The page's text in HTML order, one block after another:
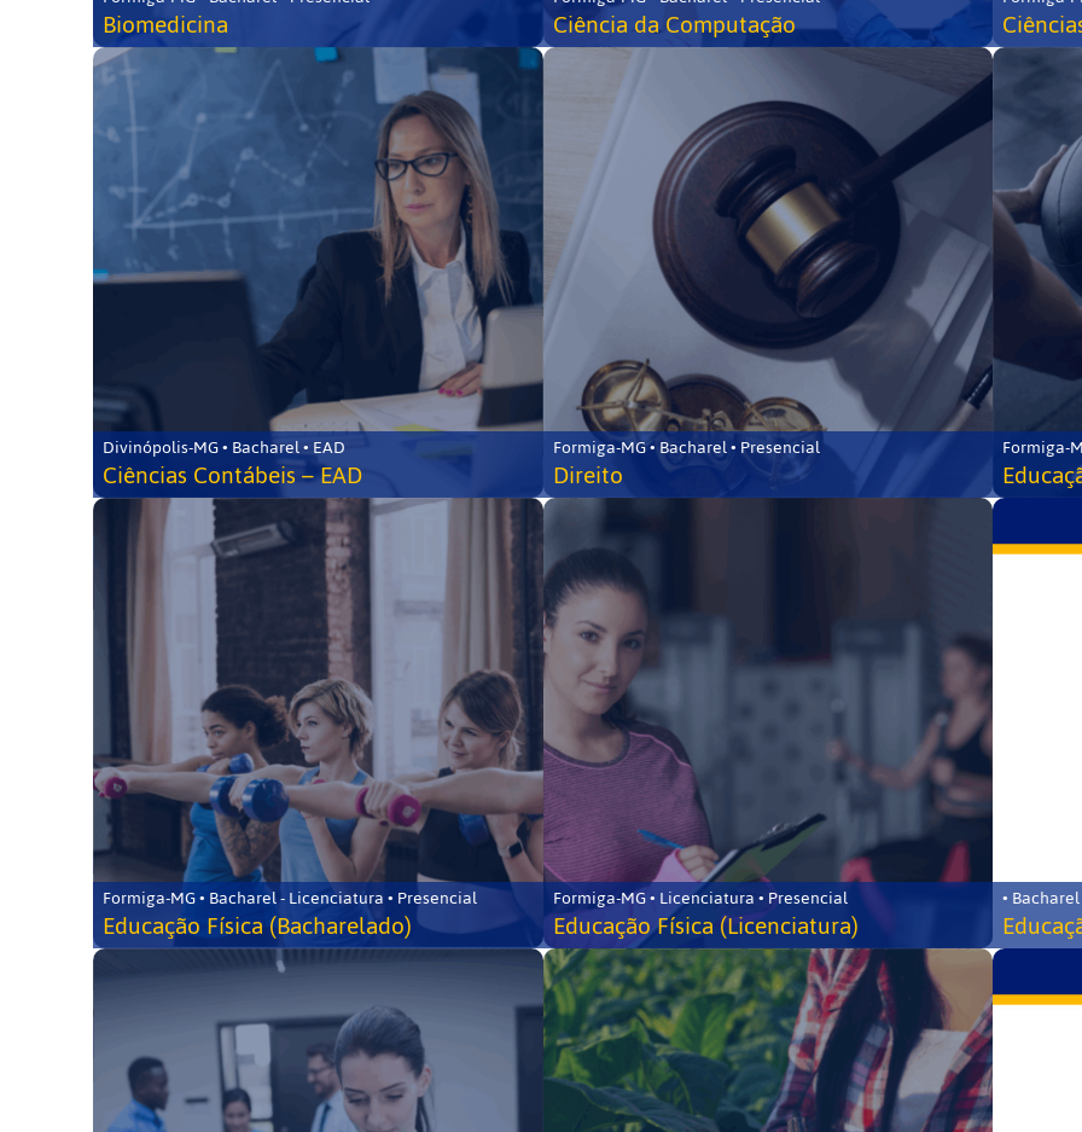
Biomedicina Ciência da Computação
Divinópolis-MG • Bacharel • EAD
Ciências Contábeis – EAD
Formiga-MG • Bacharel • Presencial
Direito
Formiga-
Formiga-MG • Bacharel - Licenciatura • Presencial
Educação Física (Bacharelado)
Formiga-MG • Licenciatura • Presencial
Educação Física (Licenciatura)
•